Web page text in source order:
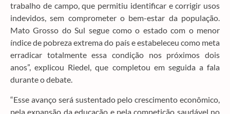
trabalho de campo, que permitiu identificar e corrigir usos
indevidos, sem comprometer o bem-estar da população.
Mato Grosso do Sul segue como o estado com o menor
índice de pobreza extrema do país e estabeleceu como meta
erradicar totalmente essa condição nos próximos dois
anos”, explicou Riedel, que completou em seguida a fala
durante o debate.
“Esse avanço será sustentado pelo crescimento econômico,
pela expansão da educação e pela competição saudável no